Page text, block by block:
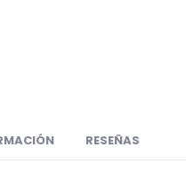
RESEÑAS